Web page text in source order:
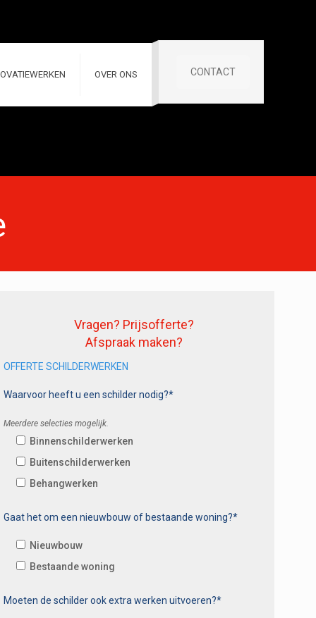
OVER ONS CONTACT
Vragen? Prijsofferte?
Afspraak maken?
OFFERTE SCHILDERWERKEN
Waarvoor heeft u een schilder nodig?*
Meerdere selecties mogelijk.
Binnenschilderwerken
Buitenschilderwerken
Behangwerken
Gaat het om een nieuwbouw of bestaande woning?*
Nieuwbouw
Bestaande woning
Moeten de schilder ook extra werken uitvoeren?*